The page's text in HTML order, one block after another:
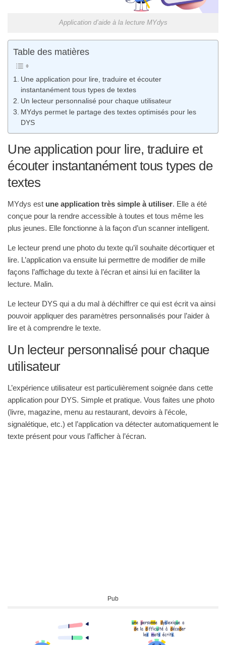
Application d’aide à la lecture MYdys
Table des matières
Une application pour lire, traduire et écouter
instantanément tous types de textes
Un lecteur personnalisé pour chaque utilisateur
MYdys permet le partage des textes optimisés pour les
DYS
Une application pour lire, traduire et
écouter instantanément tous types de
textes
MYdys est une application très simple à utiliser. Elle a été
conçue pour la rendre accessible à toutes et tous même les
plus jeunes. Elle fonctionne à la façon d’un scanner intelligent.
Le lecteur prend une photo du texte qu’il souhaite décortiquer et
lire. L’application va ensuite lui permettre de modifier de mille
façons l’affichage du texte à l’écran et ainsi lui en faciliter la
lecture. Malin.
Le lecteur DYS qui a du mal à déchiffrer ce qui est écrit va ainsi
pouvoir appliquer des paramètres personnalisés pour l’aider à
lire et à comprendre le texte.
Un lecteur personnalisé pour chaque
utilisateur
L’expérience utilisateur est particulièrement soignée dans cette
application pour DYS. Simple et pratique. Vous faites une photo
(livre, magazine, menu au restaurant, devoirs à l’école,
signalétique, etc.) et l’application va détecter automatiquement le
texte présent pour vous l’afficher à l’écran.
Pub